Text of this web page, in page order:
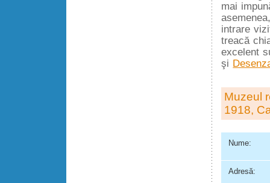
mai
intrare
treacă
excelent
şi
Muzeul
1918,
Nume:
Adresă: